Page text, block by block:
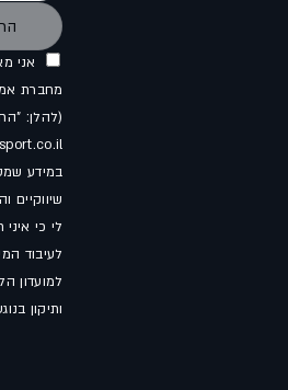
אני
מחברת
(להלן:
במידע
שיווקיים
לי כי
לעיבוד
למועדון
ותיקון